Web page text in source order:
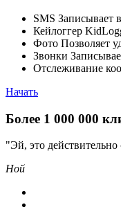
SMS Записывает
Кейлоггер
Фото Позволяет
Звонки
Отслеживание
Начать
Более 1 000 000
"Эй, это
Ной